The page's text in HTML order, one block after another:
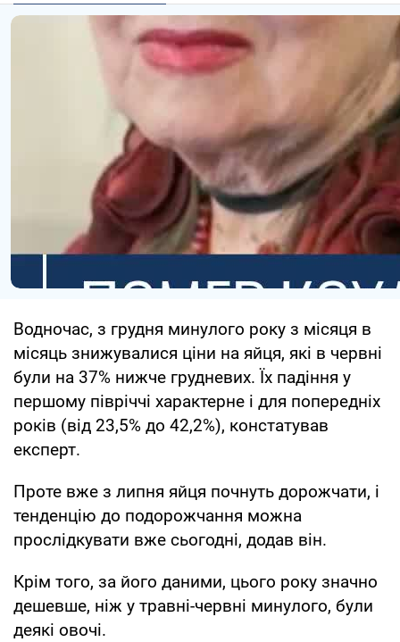
Водночас, з грудня минулого року з місяця в
місяць знижувалися ціни на яйця, які в червні
були на 37% нижче грудневих. Їх падіння у
першому півріччі характерне і для попередніх
років (від 23,5% до 42,2%), констатував
експерт.
Проте вже з липня яйця почнуть дорожчати, і
тенденцію до подорожчання можна
прослідкувати вже сьогодні, додав він.
Крім того, за його даними, цього року значно
дешевше, ніж у травні-червні минулого, були
деякі овочі.